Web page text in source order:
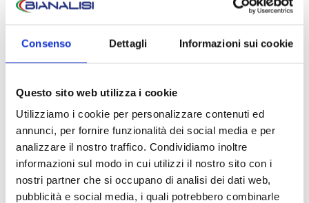
Consenso Dettagli Informazioni sui cookie
Questo sito web utilizza i cookie
Utilizziamo i cookie per personalizzare contenuti ed
annunci, per fornire funzionalità dei social media e per
analizzare il nostro traffico. Condividiamo inoltre
informazioni sul modo in cui utilizzi il nostro sito con i
nostri partner che si occupano di analisi dei dati web,
pubblicità e social media, i quali potrebbero combinarle
OPZIONI DI CONTATTO
+39.0331.958.095
WhatsApp